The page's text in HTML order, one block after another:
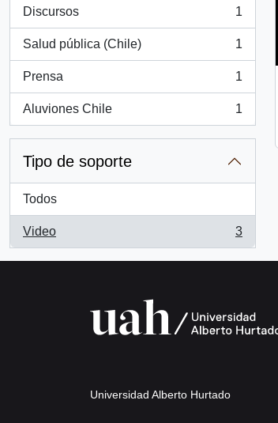
Discursos
, 1 resultados
1
Salud pública (Chile)
, 1 resultados
1
Prensa
, 1 resultados
1
Aluviones Chile
, 1 resultados
1
Tipo de soporte
Todos
Video
, 3 resultados
3
Universidad Alberto Hurtado